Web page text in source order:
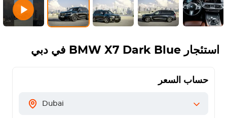
استئجار BMW X7 Dark Blue في دبي
حساب السعر
Dubai